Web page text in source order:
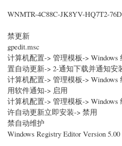
WNMTR-4C88C-JK8YV-HQ7T2-
禁更新
gpedit.msc
计算机配置-> 管理模板-> Windows
置自动更新-> 2-通知下载并通知安
计算机配置-> 管理模板-> Windows
用软件通知-> 启用
计算机配置-> 管理模板-> Windows
许自动更新立即安装-> 禁用
禁自动维护
Windows Registry Editor Version 5.00